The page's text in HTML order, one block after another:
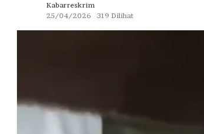
Kabarreskrim
25/04/2026
319 Dilihat